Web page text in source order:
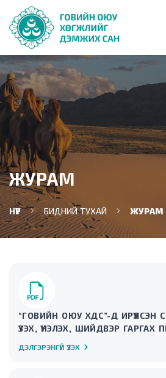
ЖУРАМ
НҮҮР БИДНИЙ ТУХАЙ ЖУРАМ
“ГОВИЙН ОЮУ ХДС”-Д ИРҮҮЛСЭН
ҮЗЭХ, ҮНЭЛЭХ, ШИЙДВЭР ГАРГАХ
ДЭЛГЭРЭНГҮЙ ҮЗЭХ